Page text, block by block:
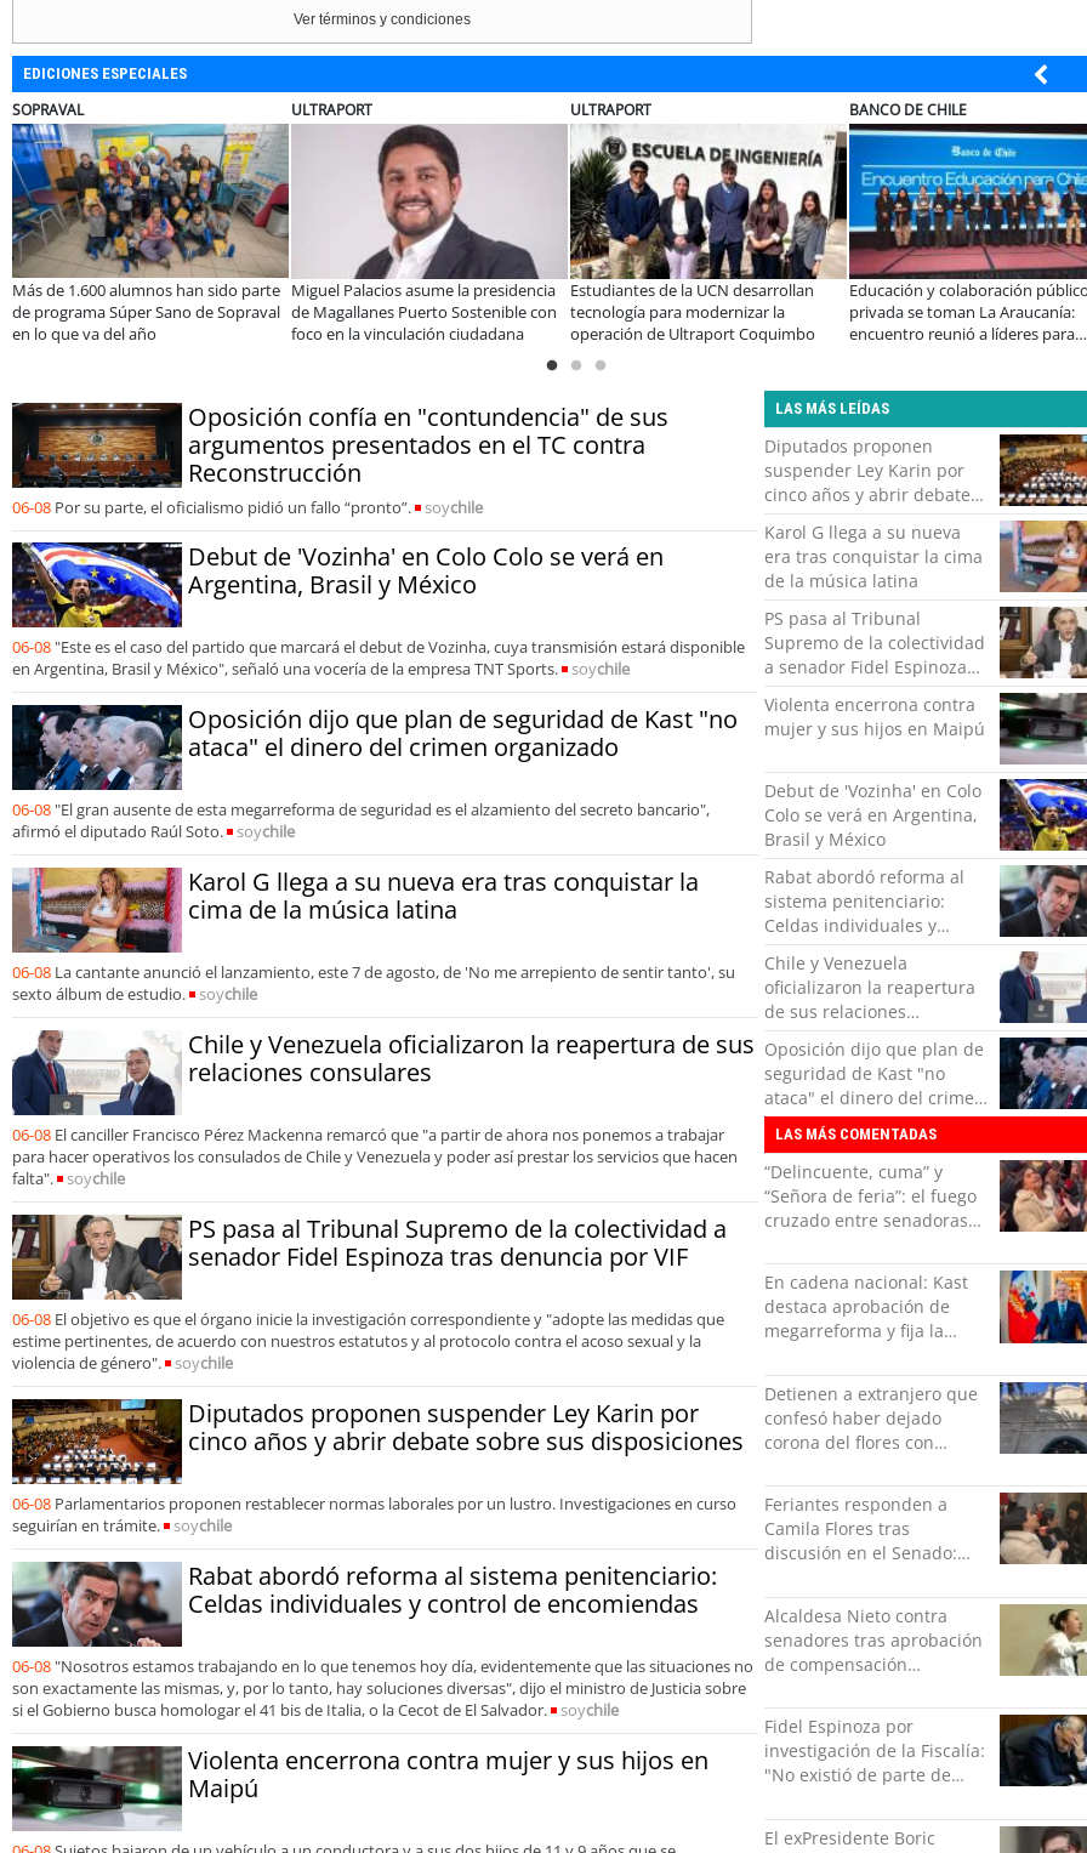
Ver términos y condiciones
EDICIONES ESPECIALES
ULTRAPORT
Miguel Palacios asume la presidencia
de Magallanes Puerto Sostenible con
foco en la vinculación ciudadana
ULTRAPORT
Estudiantes de la UCN desarrollan
tecnología para modernizar la
operación de Ultraport Coquimbo
BANCO DE CHILE
Educación y colaboración público-
privada se toman La Araucanía:
encuentro reunió a líderes para
abordar las brechas y oportunidades
COLEGIO RÍO LOA
Llaman a interiorizarse de
programas de estudios
informado al SAE
Oposición confía en "contundencia" de sus
argumentos presentados en el TC contra
Reconstrucción
06-08 Por su parte, el oficialismo pidió un fallo “pronto”. soychile
Debut de 'Vozinha' en Colo Colo se verá en
Argentina, Brasil y México
06-08 "Este es el caso del partido que marcará el debut de Vozinha, cuya transmisión estará disponible
en Argentina, Brasil y México", señaló una vocería de la empresa TNT Sports.
soychile
Oposición dijo que plan de seguridad de Kast "no
ataca" el dinero del crimen organizado
06-08 "El gran ausente de esta megarreforma de seguridad es el alzamiento del secreto bancario",
afirmó el diputado Raúl Soto.
soychile
Karol G llega a su nueva era tras conquistar la
cima de la música latina
06-08 La cantante anunció el lanzamiento, este 7 de agosto, de 'No me arrepiento de sentir tanto', su
sexto álbum de estudio.
soychile
Chile y Venezuela oficializaron la reapertura de sus
relaciones consulares
06-08 El canciller Francisco Pérez Mackenna remarcó que "a partir de ahora nos ponemos a trabajar
para hacer operativos los consulados de Chile y Venezuela y poder así prestar los servicios que hacen
falta".
soychile
PS pasa al Tribunal Supremo de la colectividad a
senador Fidel Espinoza tras denuncia por VIF
06-08 El objetivo es que el órgano inicie la investigación correspondiente y "adopte las medidas que
estime pertinentes, de acuerdo con nuestros estatutos y al protocolo contra el acoso sexual y la
violencia de género".
soychile
Diputados proponen suspender Ley Karin por
cinco años y abrir debate sobre sus disposiciones
06-08 Parlamentarios proponen restablecer normas laborales por un lustro. Investigaciones en curso
seguirían en trámite.
soychile
Rabat abordó reforma al sistema penitenciario:
Celdas individuales y control de encomiendas
06-08 "Nosotros estamos trabajando en lo que tenemos hoy día, evidentemente que las situaciones no
son exactamente las mismas, y, por lo tanto, hay soluciones diversas", dijo el ministro de Justicia sobre
si el Gobierno busca homologar el 41 bis de Italia, o la Cecot de El Salvador.
soychile
Violenta encerrona contra mujer y sus hijos en
Maipú
LAS MÁS LEÍDAS
Diputados proponen
suspender Ley Karin por
cinco años y abrir debate
sobre sus disposiciones
Karol G llega a su nueva
era tras conquistar la cima
de la música latina
PS pasa al Tribunal
Supremo de la colectividad
a senador Fidel Espinoza
tras denuncia por VIF
Violenta encerrona contra
mujer y sus hijos en Maipú
Debut de 'Vozinha' en Colo
Colo se verá en Argentina,
Brasil y México
Rabat abordó reforma al
sistema penitenciario:
Celdas individuales y
control de encomiendas
Chile y Venezuela
oficializaron la reapertura
de sus relaciones
consulares
Oposición dijo que plan de
seguridad de Kast "no
ataca" el dinero del crimen
organizado
LAS MÁS COMENTADAS
“Delincuente, cuma” y
“Señora de feria”: el fuego
cruzado entre senadoras
Senado
En cadena nacional: Kast
destaca aprobación de
megarreforma y fija la
desafío del Gobierno
Detienen a extranjero que
confesó haber dejado
corona del flores con
exPenitenciaría
Feriantes responden a
Camila Flores tras
discusión en el Senado:
orgullo”
Alcaldesa Nieto contra
senadores tras aprobación
de compensación
indolente"
Fidel Espinoza por
investigación de la Fiscalía:
"No existió de parte de
violencia física ni verbal"
El exPresidente Boric